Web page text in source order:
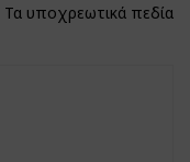
Τα υποχρεωτικά πεδία